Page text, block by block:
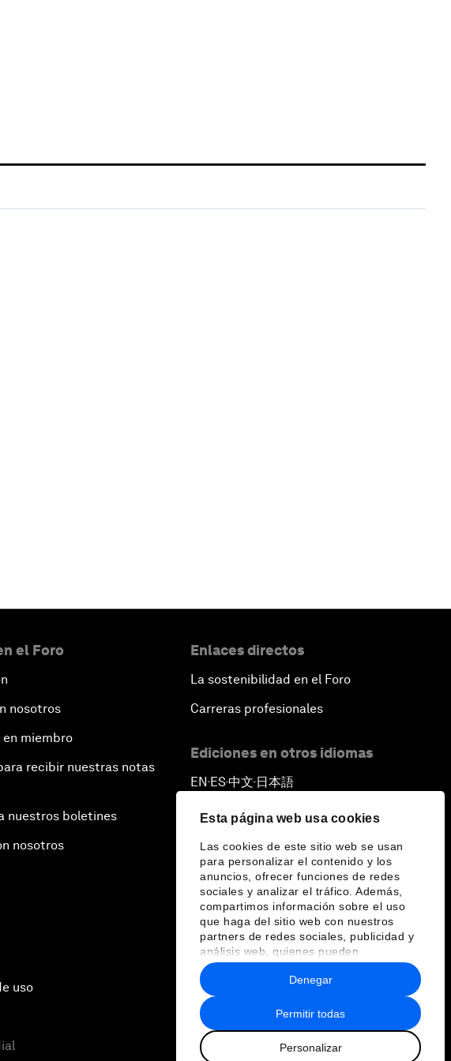
Esta página web usa cookies
Las cookies de este sitio web se usan
para personalizar el contenido y los
anuncios, ofrecer funciones de redes
sociales y analizar el tráfico. Además,
compartimos información sobre el uso
que haga del sitio web con nuestros
partners de redes sociales, publicidad y
análisis web, quienes pueden
combinarla con otra información que les
haya proporcionado o que hayan
recopilado a partir del uso que haya
hecho de sus servicios.
Permitir todas
Personalizar
Denegar
el Foro
nosotros
miembro
recibir nuestras notas
nuestros boletines
nosotros
Enlaces directos
La sostenibilidad en el Foro
Carreras profesionales
Ediciones en otros idiomas
EN ▪ ES▪中文▪ 日本語
uso